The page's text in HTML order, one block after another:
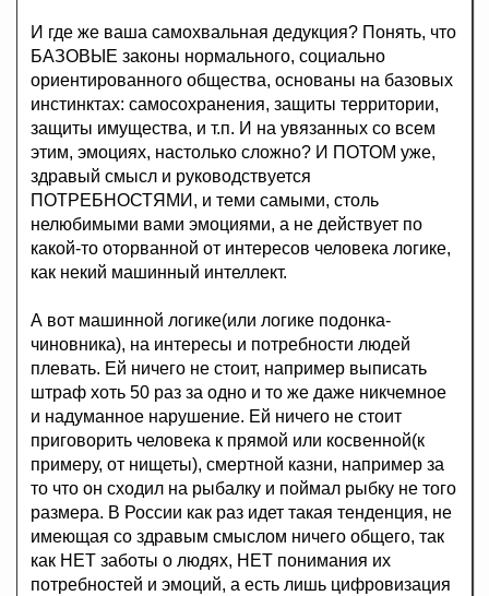
И где же ваша самохвальная дедукция? Понять, что
БАЗОВЫЕ законы нормального, социально
ориентированного общества, основаны на базовых
инстинктах: самосохранения, защиты территории,
защиты имущества, и т.п. И на увязанных со всем
этим, эмоциях, настолько сложно? И ПОТОМ уже,
здравый смысл и руководствуется
ПОТРЕБНОСТЯМИ, и теми самыми, столь
нелюбимыми вами эмоциями, а не действует по
какой-то оторванной от интересов человека логике,
как некий машинный интеллект.
А вот машинной логике(или логике подонка-
чиновника), на интересы и потребности людей
плевать. Ей ничего не стоит, например выписать
штраф хоть 50 раз за одно и то же даже никчемное
и надуманное нарушение. Ей ничего не стоит
приговорить человека к прямой или косвенной(к
примеру, от нищеты), смертной казни, например за
то что он сходил на рыбалку и поймал рыбку не того
размера. В России как раз идет такая тенденция, не
имеющая со здравым смыслом ничего общего, так
как НЕТ заботы о людях, НЕТ понимания их
потребностей и эмоций, а есть лишь цифровизация